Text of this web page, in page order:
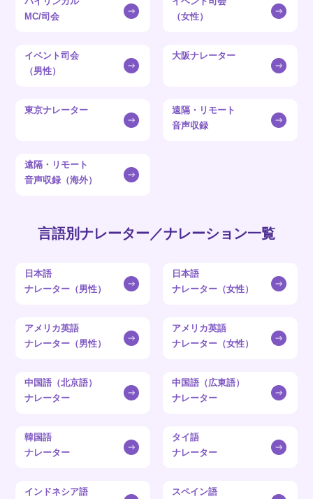
MC/司会
（女性）
イベント司会
（男性）
大阪ナレーター
東京ナレーター
遠隔・リモート
音声収録
遠隔・リモート
音声収録（海外）
言語別ナレーター／ナレーション一覧
日本語
ナレーター（男性）
日本語
ナレーター（女性）
アメリカ英語
ナレーター（男性）
アメリカ英語
ナレーター（女性）
中国語（北京語）
ナレーター
中国語（広東語）
ナレーター
韓国語
ナレーター
タイ語
ナレーター
インドネシア語
スペイン語